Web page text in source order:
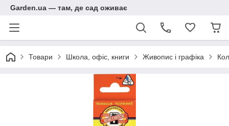
Garden.ua — там, де сад оживає
Товари Школа, офіс, книги Живопис і графіка